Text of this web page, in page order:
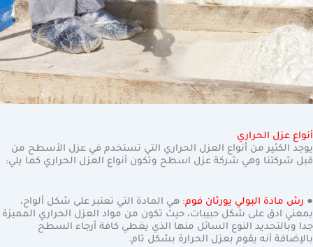
أنواع عزل الحراري
يوجد الكثير من أنواع العزل الحراري التي تستخدم في عزل الأسطح من
قبل شركتنا وهي شركة عزل اسطح وتكون أنواع العزل الحراري كما يلي:
● رش مادة البولي يورثان فوم: هي المادة التي تعتبر على شكل ألواح،
بمعني ادق على شكل حبيبات، حيث تكون من مواد العزل الحراري المميزة
جدا وبالتحديد النوع السائل منها الذي يغطي كافة أرجاء السطح
بالإضافة أنه يقوم بعزل الحرارة بشكل تام.